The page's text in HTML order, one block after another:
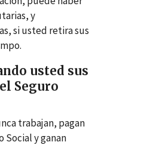
y
si usted retira sus
usted sus
Seguro
trabajan, pagan
Social y ganan